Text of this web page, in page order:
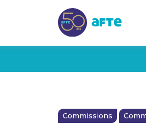
Commissions